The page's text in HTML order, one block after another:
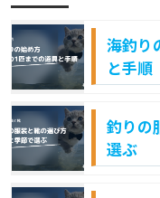
海釣り
と手順
釣りの
選ぶ